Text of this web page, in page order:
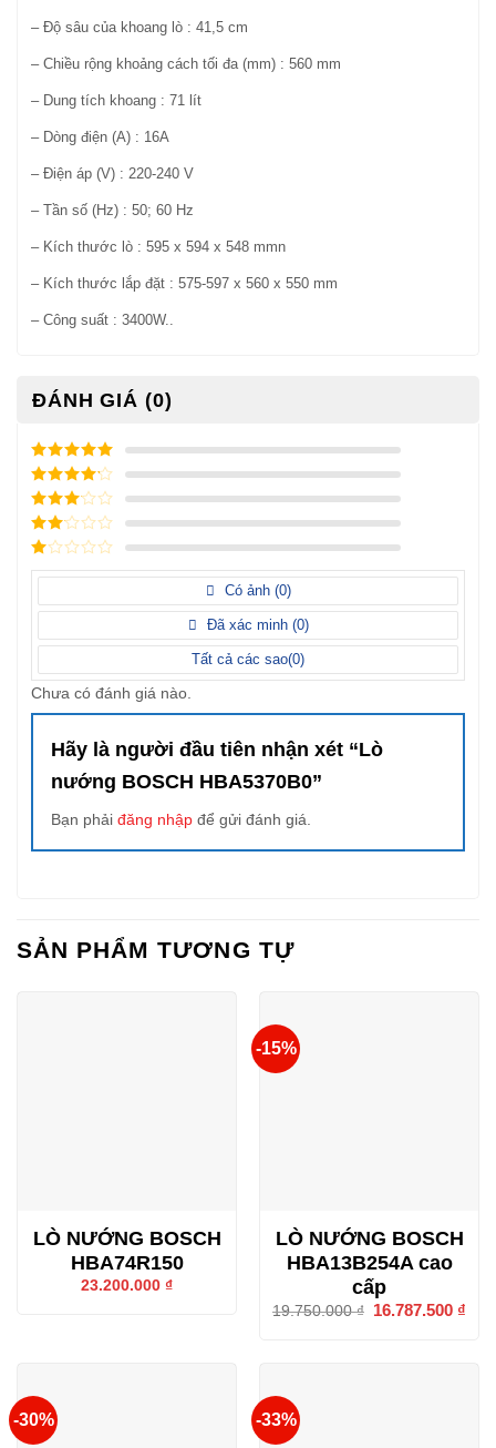
– Độ sâu của khoang lò : 41,5 cm
– Chiều rộng khoảng cách tối đa (mm) : 560 mm
– Dung tích khoang : 71 lít
– Dòng điện (A) : 16A
– Điện áp (V) : 220-240 V
– Tần số (Hz) : 50; 60 Hz
– Kích thước lò : 595 x 594 x 548 mmn
– Kích thước lắp đặt : 575-597 x 560 x 550 mm
– Công suất : 3400W..
ĐÁNH GIÁ (0)
5/ 5 điểm
4/ 5
điểm
3/ 5
điểm
2/
điểm
1
điểm
Có ảnh (0)
Đã xác minh (0)
Tất cả các sao(0)
Chưa có đánh giá nào.
Hãy là người đầu tiên nhận xét “Lò
nướng BOSCH HBA5370B0”
Bạn phải đăng nhập để gửi đánh giá.
SẢN PHẨM TƯƠNG TỰ
LÒ NƯỚNG BOSCH
HBA74R150
23.200.000 ₫
-15%
LÒ NƯỚNG BOSCH
HBA13B254A cao
cấp
19.750.000₫
Giá
16.787.500 ₫
-30% -33%